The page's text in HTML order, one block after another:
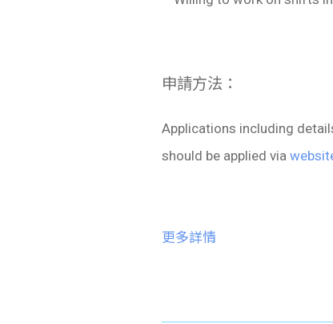
申請方法：
Applications including
should be applied via
更多詳情